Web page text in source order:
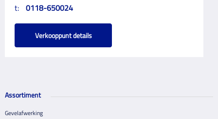
t: 0118-650024
Verkooppunt details
Assortiment
Gevelafwerking